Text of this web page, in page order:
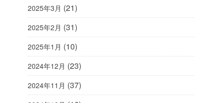
2025年3月 (21)
2025年2月 (31)
2025年1月 (10)
2024年12月 (23)
2024年11月 (37)